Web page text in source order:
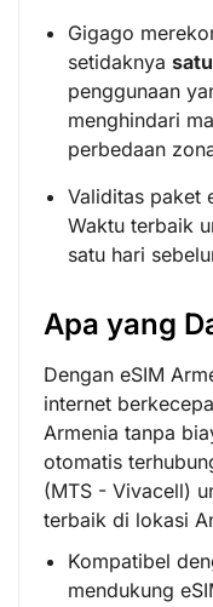
Gigago
setidaknya
penggunaan
menghindari
perbedaan
Validitas paket
Waktu terbaik
satu hari
Apa yang
Dengan eSIM
internet
Armenia tanpa
otomatis
(MTS - Vivacell)
terbaik di lokasi
Kompatibel
mendukung